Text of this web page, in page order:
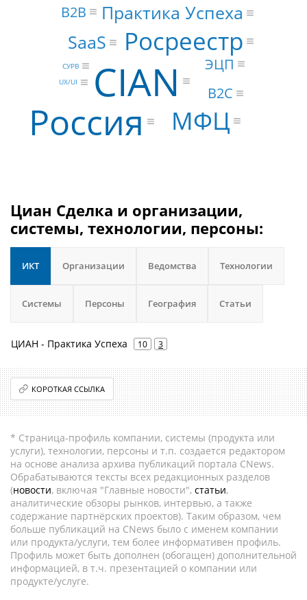
CIAN
Россия
Росреестр
МФЦ
Практика Успеха
SaaS
B2C
ЭЦП
B2B
СУРВ
UX/UI
Циан Сделка и организации,
системы, технологии, персоны:
ИКТ Организации Ведомства Технологии
Системы Персоны География Статьи
ЦИАН - Практика Успеха 10 3
КОРОТКАЯ ССЫЛКА
* Страница-профиль компании, системы (продукта или
услуги), технологии, персоны и т.п. создается редактором
на основе анализа архива публикаций портала CNews.
Обрабатываются тексты всех редакционных разделов
(новости, включая "Главные новости", статьи,
аналитические обзоры рынков, интервью, а также
содержание партнёрских проектов). Таким образом, чем
больше публикаций на CNews было с именем компании
или продукта/услуги, тем более информативен профиль.
Профиль может быть дополнен (обогащен) дополнительной
информацией, в т.ч. презентацией о компании или
продукте/услуге.